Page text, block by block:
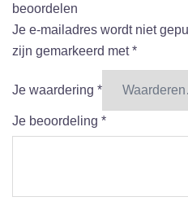
beoordelen
Je e-mailadres wordt niet
zijn gemarkeerd met*
Je waardering *
Je beoordeling *